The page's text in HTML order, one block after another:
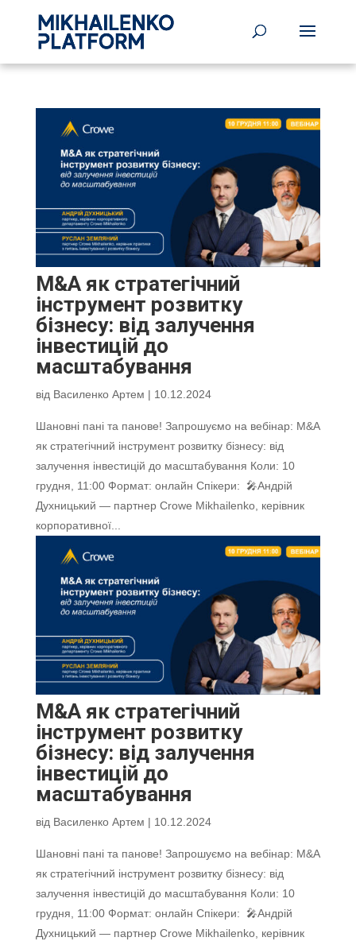
M&A як стратегічний
інструмент розвитку
бізнесу: від залучення
інвестицій до
масштабування
від Василенко Артем | 10.12.2024
Шановні пані та панове! Запрошуємо на вебінар: M&A
як стратегічний інструмент розвитку бізнесу: від
залучення інвестицій до масштабування Коли: 10
грудня, 11:00 Формат: онлайн Спікери: 🎤Андрій
Духницький — партнер Сrowe Mikhailenko, керівник
корпоративної...
M&A як стратегічний
інструмент розвитку
бізнесу: від залучення
інвестицій до
масштабування
від Василенко Артем | 10.12.2024
Шановні пані та панове! Запрошуємо на вебінар: M&A
як стратегічний інструмент розвитку бізнесу: від
залучення інвестицій до масштабування Коли: 10
грудня, 11:00 Формат: онлайн Спікери: 🎤Андрій
Духницький — партнер Сrowe Mikhailenko, керівник